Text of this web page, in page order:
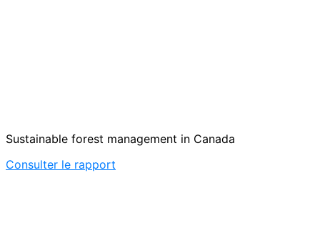
Sustainable forest management in Canada
Consulter le rapport